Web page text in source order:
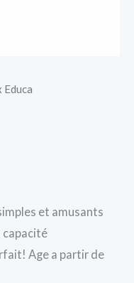
Educa
et amusants
capacité
Age a partir de